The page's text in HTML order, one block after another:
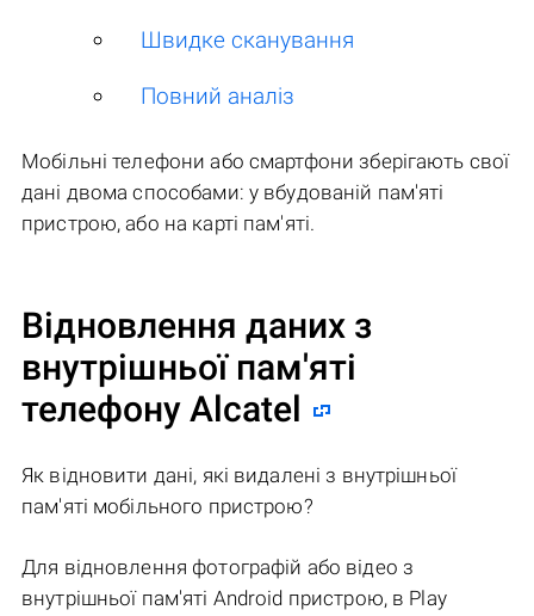
Швидке сканування
Повний аналіз
Мобільні телефони або смартфони зберігають свої
дані двома способами: у вбудованій пам'яті
пристрою, або на карті пам'яті.
Відновлення даних з
внутрішньої пам'яті
телефону Alcatel
Як відновити дані, які видалені з внутрішньої
пам'яті мобільного пристрою?
Для відновлення фотографій або відео з
внутрішньої пам'яті Android пристрою, в Play